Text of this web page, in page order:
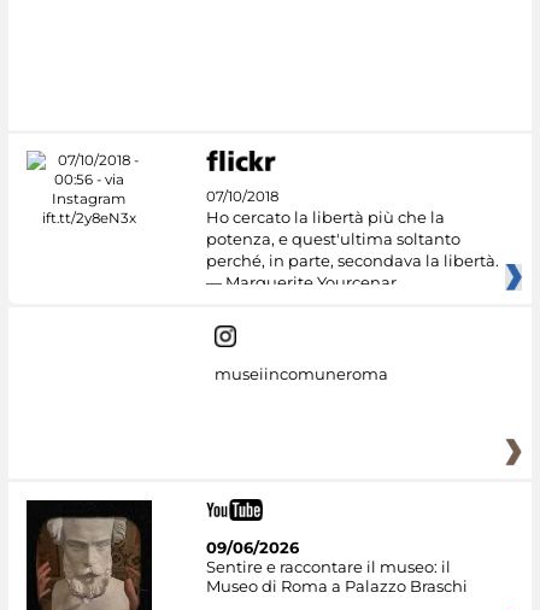
07/10/2018
Ho cercato la libertà più che la
potenza, e quest'ultima soltanto
perché, in parte, secondava la libertà.
— Marguerite Yourcenar
museiincomuneroma
09/06/2026
Sentire e raccontare il museo: il
Museo di Roma a Palazzo Braschi